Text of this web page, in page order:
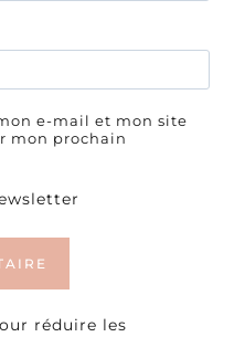
e-mail et mon site
mon prochain
réduire les